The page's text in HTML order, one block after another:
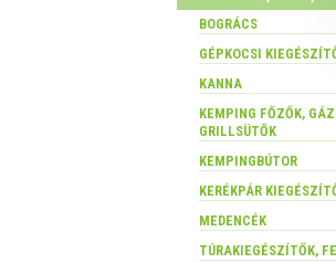
BOGRÁCS
GÉPKOCSI
KANNA
KEMPING FŐZŐK,
GRILLSÜTŐK
KEMPINGBÚTOR
KERÉKPÁR
MEDENCÉK
TÚRAKIEGÉSZÍTŐK,